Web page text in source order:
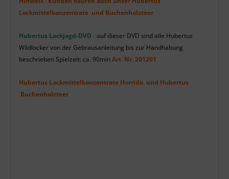
Lockmittelkonzentrate und Buchenholzteer
Hubertus Lockjagd-DVD - auf dieser DVD sind alle Hubertus
Wildlocker von der Gebrausanleitung bis zur Handhabung
beschrieben Spielzeit: ca. 90minArt. Nr. 201201
Hubertus Lockmittelkonzentrate Horrido und Hubertus
Buchenholzteer